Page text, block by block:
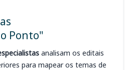
Ponto"
analisam os editais
para mapear os temas de